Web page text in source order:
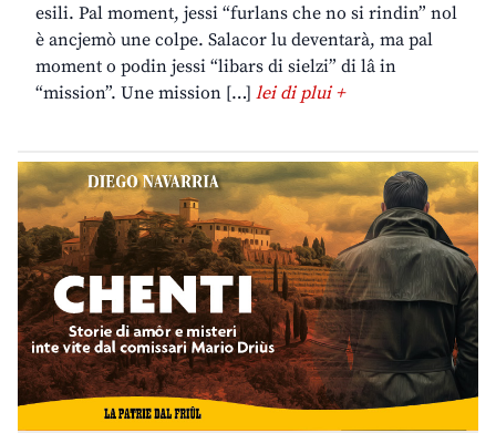
esili. Pal moment, jessi “furlans che no si rindin” nol
è ancjemò une colpe. Salacor lu deventarà, ma pal
moment o podin jessi “libars di sielzi” di lâ in
“mission”. Une mission […] lei di plui +